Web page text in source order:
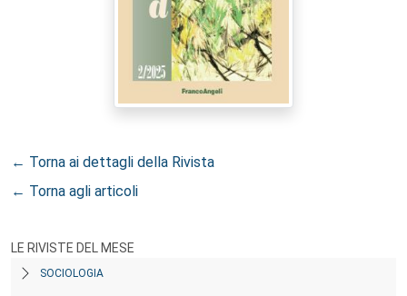
← Torna ai dettagli della Rivista
← Torna agli articoli
LE RIVISTE DEL MESE
SOCIOLOGIA